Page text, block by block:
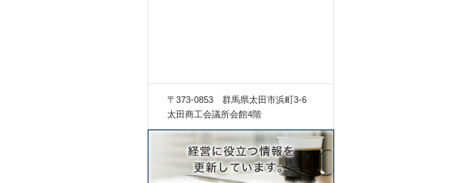
〒373-0853 群馬県太田市浜町3-6
太田商工会議所会館4階